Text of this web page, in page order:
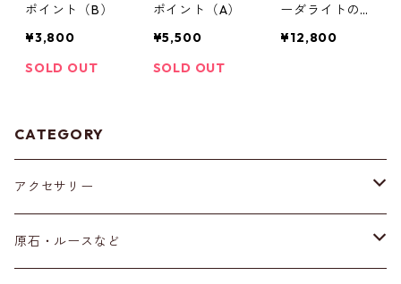
ポイント（B）
¥3,800
SOLD OUT
ポイント（A）
¥5,500
SOLD OUT
ーダライトのブ
mm）
¥12,800
CATEGORY
アクセサリー
ブレスレット
原石・ルースなど